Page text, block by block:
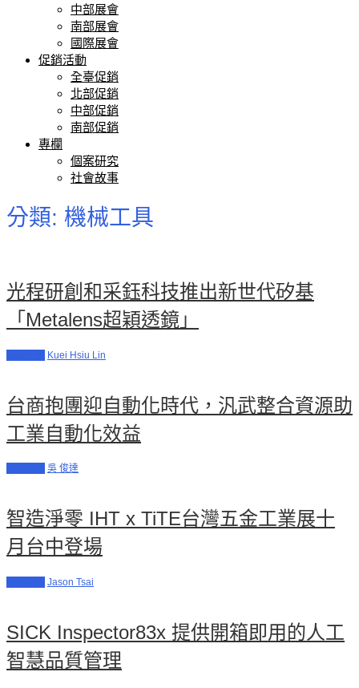
中部展會
南部展會
國際展會
促銷活動
全臺促銷
北部促銷
中部促銷
南部促銷
專欄
個案研究
社會故事
分類: 機械工具
光程研創和采鈺科技推出新世代矽基
「Metalens超穎透鏡」
Kuei Hsiu Lin
台商抱團迎自動化時代，汎武整合資源助
工業自動化效益
吳 俊達
智造淨零 IHT x TiTE台灣五金工業展十
月台中登場
Jason Tsai
SICK Inspector83x 提供開箱即用的人工
智慧品質管理